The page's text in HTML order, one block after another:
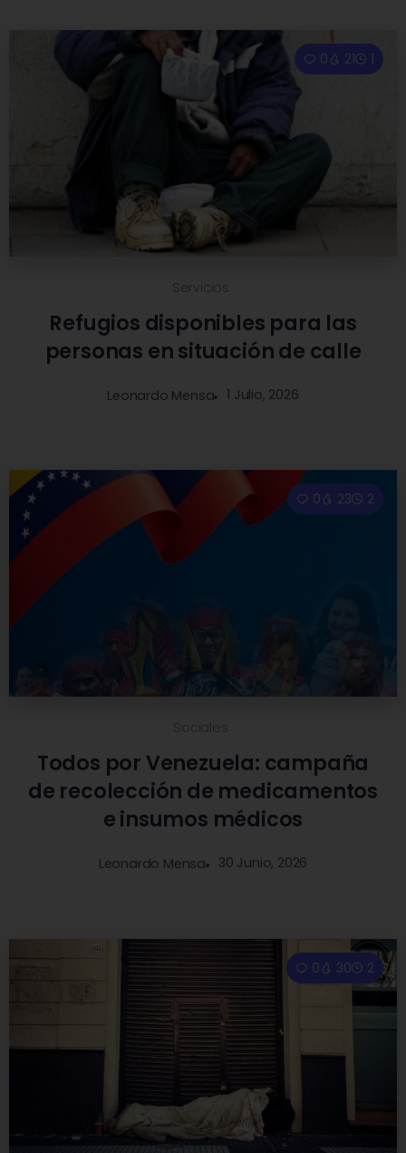
0 21 1
Servicios
Refugios disponibles para las
personas en situación de calle
Leonardo Mensa 1 Julio, 2026
0 23 2
Sociales
Todos por Venezuela: campaña
de recolección de medicamentos
e insumos médicos
Leonardo Mensa 30 Junio, 2026
0 30 2